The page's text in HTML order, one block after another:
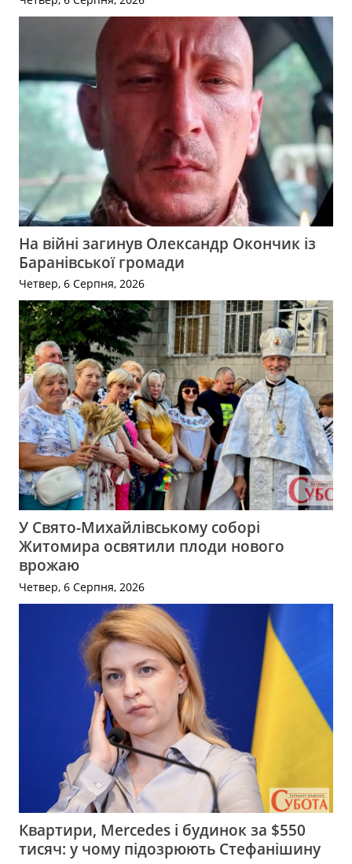
На війні загинув Олександр Окончик із
Баранівської громади
Четвер, 6 Серпня, 2026
У Свято-Михайлівському соборі
Житомира освятили плоди нового
врожаю
Четвер, 6 Серпня, 2026
Квартири, Mercedes і будинок за $550
тисяч: у чому підозрюють Стефанішину